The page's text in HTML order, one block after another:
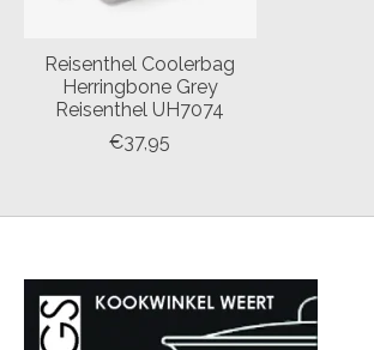
Reisenthel Coolerbag
Herringbone Grey
Reisenthel UH7074
€37,95